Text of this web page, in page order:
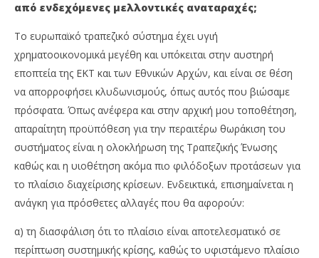
από ενδεχόμενες μελλοντικές αναταραχές;
Το ευρωπαϊκό τραπεζικό σύστημα έχει υγιή
χρηματοοικονομικά μεγέθη και υπόκειται στην αυστηρή
εποπτεία της ΕΚΤ και των Εθνικών Αρχών, και είναι σε θέση
να απορροφήσει κλυδωνισμούς, όπως αυτός που βιώσαμε
πρόσφατα. Όπως ανέφερα και στην αρχική μου τοποθέτηση,
απαραίτητη προϋπόθεση για την περαιτέρω θωράκιση του
συστήματος είναι η ολοκλήρωση της Τραπεζικής Ένωσης
καθώς και η υιοθέτηση ακόμα πιο φιλόδοξων προτάσεων για
το πλαίσιο διαχείρισης κρίσεων. Ενδεικτικά, επισημαίνεται η
ανάγκη για πρόσθετες αλλαγές που θα αφορούν:
α) τη διασφάλιση ότι το πλαίσιο είναι αποτελεσματικό σε
περίπτωση συστημικής κρίσης, καθώς το υφιστάμενο πλαίσιο